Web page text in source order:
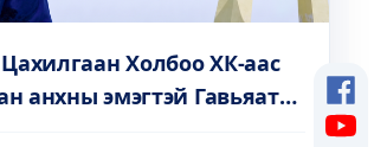
Холбоо ХК-аас
анхны эмэгтэй Гавьяат